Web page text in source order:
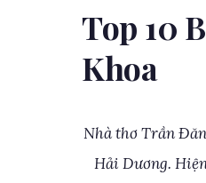
Top 10
Khoa
Nhà thơ Trần
Hải Dương.